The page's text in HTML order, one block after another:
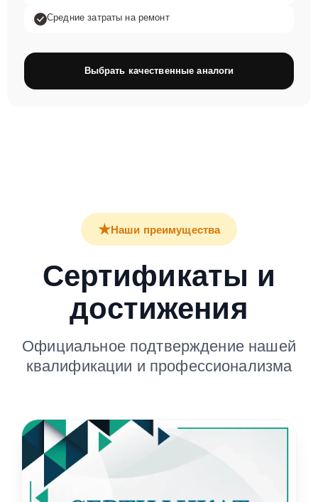
Средние затраты на ремонт
Выбрать качественные аналоги
★Наши преимущества
Сертификаты и
достижения
Официальное подтверждение нашей
квалификации и профессионализма